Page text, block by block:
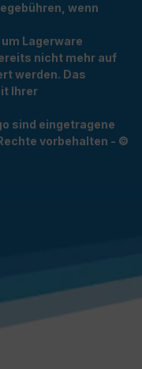
wenn
Lagerware
nicht mehr auf
werden. Das
Ihrer
sind eingetragene
vorbehalten - ©